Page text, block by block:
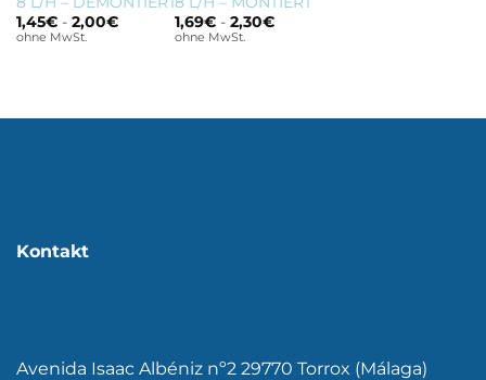
1,45€- 2,00€
ohne MwSt.
1,69€- 2,30€
ohne MwSt.
Kontakt
Avenida Isaac Albéniz nº2 29770 Torrox (Málaga)